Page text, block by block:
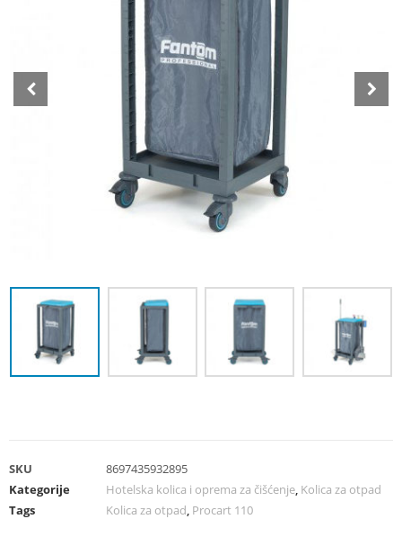
SKU
8697435932895
Kategorije
Hotelska kolica i oprema za čišćenje, Kolica za otpad
Tags
Kolica za otpad, Procart 110